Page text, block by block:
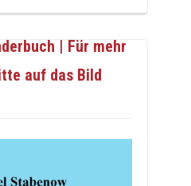
| Für mehr
auf das Bild